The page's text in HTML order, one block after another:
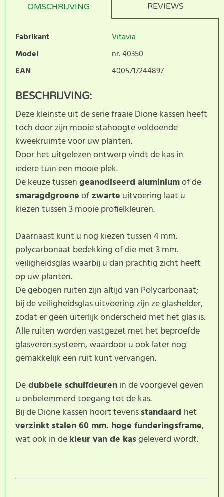
OMSCHRIJVING REVIEWS
Fabrikant
Vitavia
Model
nr. 40350
EAN
4005717244897
BESCHRIJVING:
Deze kleinste uit de serie fraaie Dione kassen heeft
toch door zijn mooie stahoogte voldoende
kweekruimte voor uw planten.
Door het uitgelezen ontwerp vindt de kas in
iedere tuin een mooie plek.
De keuze tussengeanodiseerd aluminiumof de
smaragdgroeneofzwarte uitvoering laat u
kiezen tussen 3 mooie profielkleuren.
Daarnaast kunt u nog kiezen tussen 4 mm.
polycarbonaat bedekking of die met 3 mm.
veiligheidsglas waarbij u dan prachtig zicht heeft
op uw planten.
De gebogen ruiten zijn altijd van Polycarbonaat;
bij de veiligheidsglas uitvoering zijn ze glashelder,
zodat er geen uiterlijk onderscheid met het glas is.
Alle ruiten worden vastgezet met het beproefde
glasveren systeem, waardoor u ook later nog
gemakkelijk een ruit kunt vervangen.
Dedubbele schuifdeurenin de voorgevel geven
u onbelemmerd toegang tot de kas.
Bij de Dione kassen hoort tevensstandaard het
verzinkt stalen 60 mm. hoge funderingsframe,
wat ook in dekleur van de kasgeleverd wordt.